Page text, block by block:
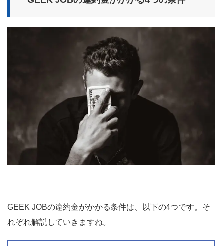
GEEK JOBの違約金がかかる条件は、以下の4つです。そ
れぞれ解説していきますね。